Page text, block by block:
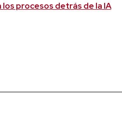
procesos detrás de la IA